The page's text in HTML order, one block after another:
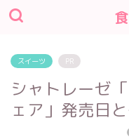
スイーツ PR
シャトレーゼ
ェア」発売日